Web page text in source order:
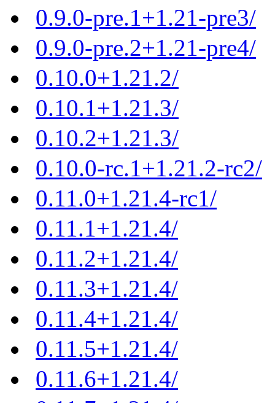
0.9.0-pre.1+1.21-pre3/
0.9.0-pre.2+1.21-pre4/
0.10.0+1.21.2/
0.10.1+1.21.3/
0.10.2+1.21.3/
0.10.0-rc.1+1.21.2-rc2/
0.11.0+1.21.4-rc1/
0.11.1+1.21.4/
0.11.2+1.21.4/
0.11.3+1.21.4/
0.11.4+1.21.4/
0.11.5+1.21.4/
0.11.6+1.21.4/